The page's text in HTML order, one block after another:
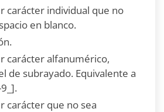
carácter individual que no
en blanco.
carácter alfanumérico,
de subrayado. Equivalente a
carácter que no sea